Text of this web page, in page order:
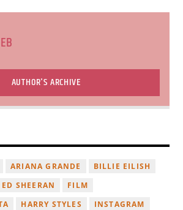
AUTHOR'S ARCHIVE
ARIANA GRANDE
BILLIE EILISH
ED SHEERAN
FILM
HARRY STYLES
INSTAGRAM